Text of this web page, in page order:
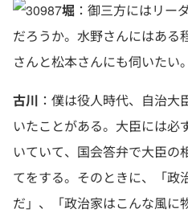
堀 ：御三方にはリー
だろうか。水野さんにはある
さんと松本さんにも伺いたい
古川 ：僕は役人時代、自治
いたことがある。大臣には必
いていて、国会答弁で大臣の
てをする。そのときに、「政
だ」、「政治家はこんな風に